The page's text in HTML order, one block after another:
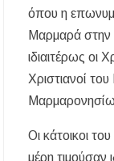
όπου η
Μαρμαρά στην
ιδιαιτέρως οι
Χριστιανοί
Οι κάτοικοι
μέρη τιμούσαν